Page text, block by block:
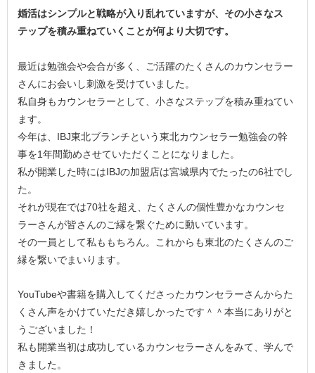
婚活はシンプルと戦略が入り乱れていますが、その小さなス
テップを積み重ねていくことが何より大切です。
最近は勉強会や会合が多く、ご活躍のたくさんのカウンセラー
さんにお会いし刺激を受けていました。
私自身もカウンセラーとして、小さなステップを積み重ねてい
ます。
今年は、IBJ東北ブランチという東北カウンセラー勉強会の幹
事を1年間勤めさせていただくことになりました。
私が開業した時にはIBJの加盟店は宮城県内でたったの6社でし
た。
それが現在では70社を超え、たくさんの個性豊かなカウンセ
ラーさんが皆さんのご縁を繋ぐために動いています。
その一員として私ももちろん。これからも東北のたくさんのご
縁を繋いでまいります。
YouTubeや書籍を購入してくださったカウンセラーさんからた
くさん声をかけていただき嬉しかったです＾＾本当にありがと
うございました！
私も開業当初は成功しているカウンセラーさんをみて、学んで
きました。